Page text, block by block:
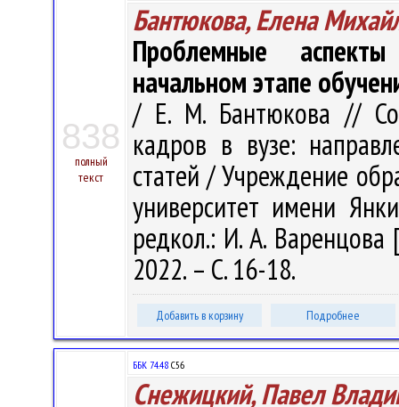
838
полный
текст
Бантюкова, Елена
Проблемные
начальном этапе
/ Е. М. Бантюкова //
кадров в вузе:
статей / Учреждение
университет имени
редкол.: И. А.
2022. – С. 16-18.
Добавить в корзину Подробнее
ББК 74.48 С56
Снежицкий, Павел